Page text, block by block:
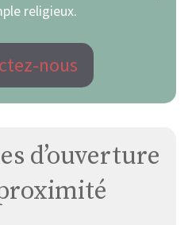
religieux.
nous
d’ouverture